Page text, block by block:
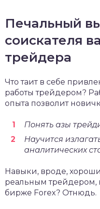
Печальный
соискателя
трейдера
Что таит в себе
работы трейдером?
опыта позволит
Понять азы
Научится
аналитических
Навыки, вроде,
реальным трейдером,
бирже Forex? Отнюдь.